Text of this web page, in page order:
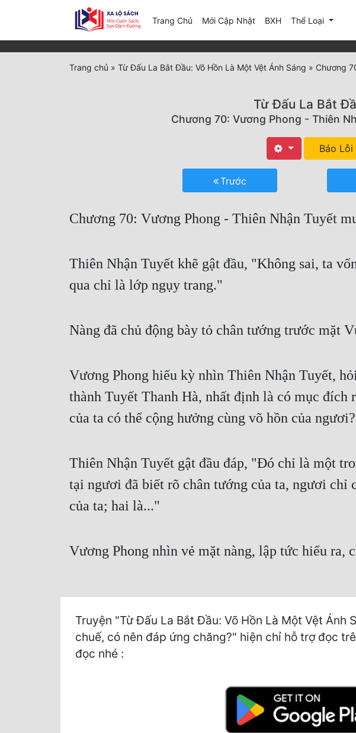
Trang Chủ Mới Cập Nhật(current)
BXH Thể Loại
Trang chủ » Từ Đấu La Bắt Đầu: Võ Hồn Là Một Vệt Ánh Sáng » Chương
Từ Đấu La Bắt
Chương 70: Vương Phong - Thiên
Báo Lỗi
Trước
Chương 70: Vương Phong - Thiên Nhận Tuyết
Thiên Nhận Tuyết khẽ gật đầu, "Không sai, ta
qua chỉ là lớp ngụy trang."
Nàng đã chủ động bày tỏ chân tướng trước mặt
Vương Phong hiếu kỳ nhìn Thiên Nhận Tuyết,
thành Tuyết Thanh Hà, nhất định là có mục
của ta có thể cộng hưởng cùng võ hồn của
Thiên Nhận Tuyết gật đầu đáp, "Đó chỉ là một
tại ngươi đã biết rõ chân tướng của ta, ngươi
của ta; hai là..."
Vương Phong nhìn vẻ mặt nàng, lập tức hiểu ra,
Truyện "Từ Đấu La Bắt Đầu: Võ Hồn Là Một Vệt
chuế, có nên đáp ứng chăng?" hiện chỉ hỗ trợ đọc
đọc nhé :